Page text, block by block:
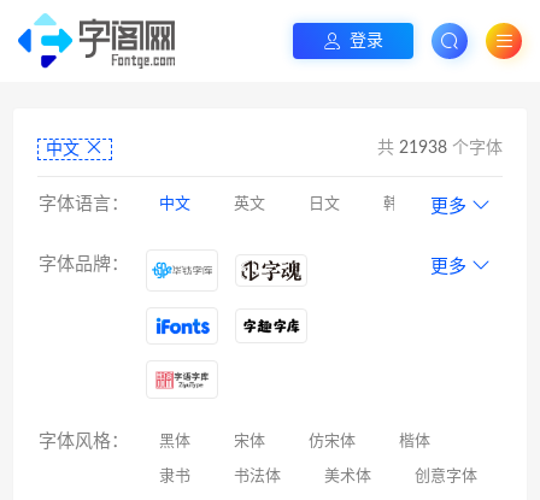
登录
中文 共 21938 个字体
字体语言： 中文 英文 日文 韩文
罗马尼亚文 彝文
更多
字体品牌： 更多
字体风格： 黑体 宋体 仿宋体 楷体
隶书 书法体 美术体 创意字体